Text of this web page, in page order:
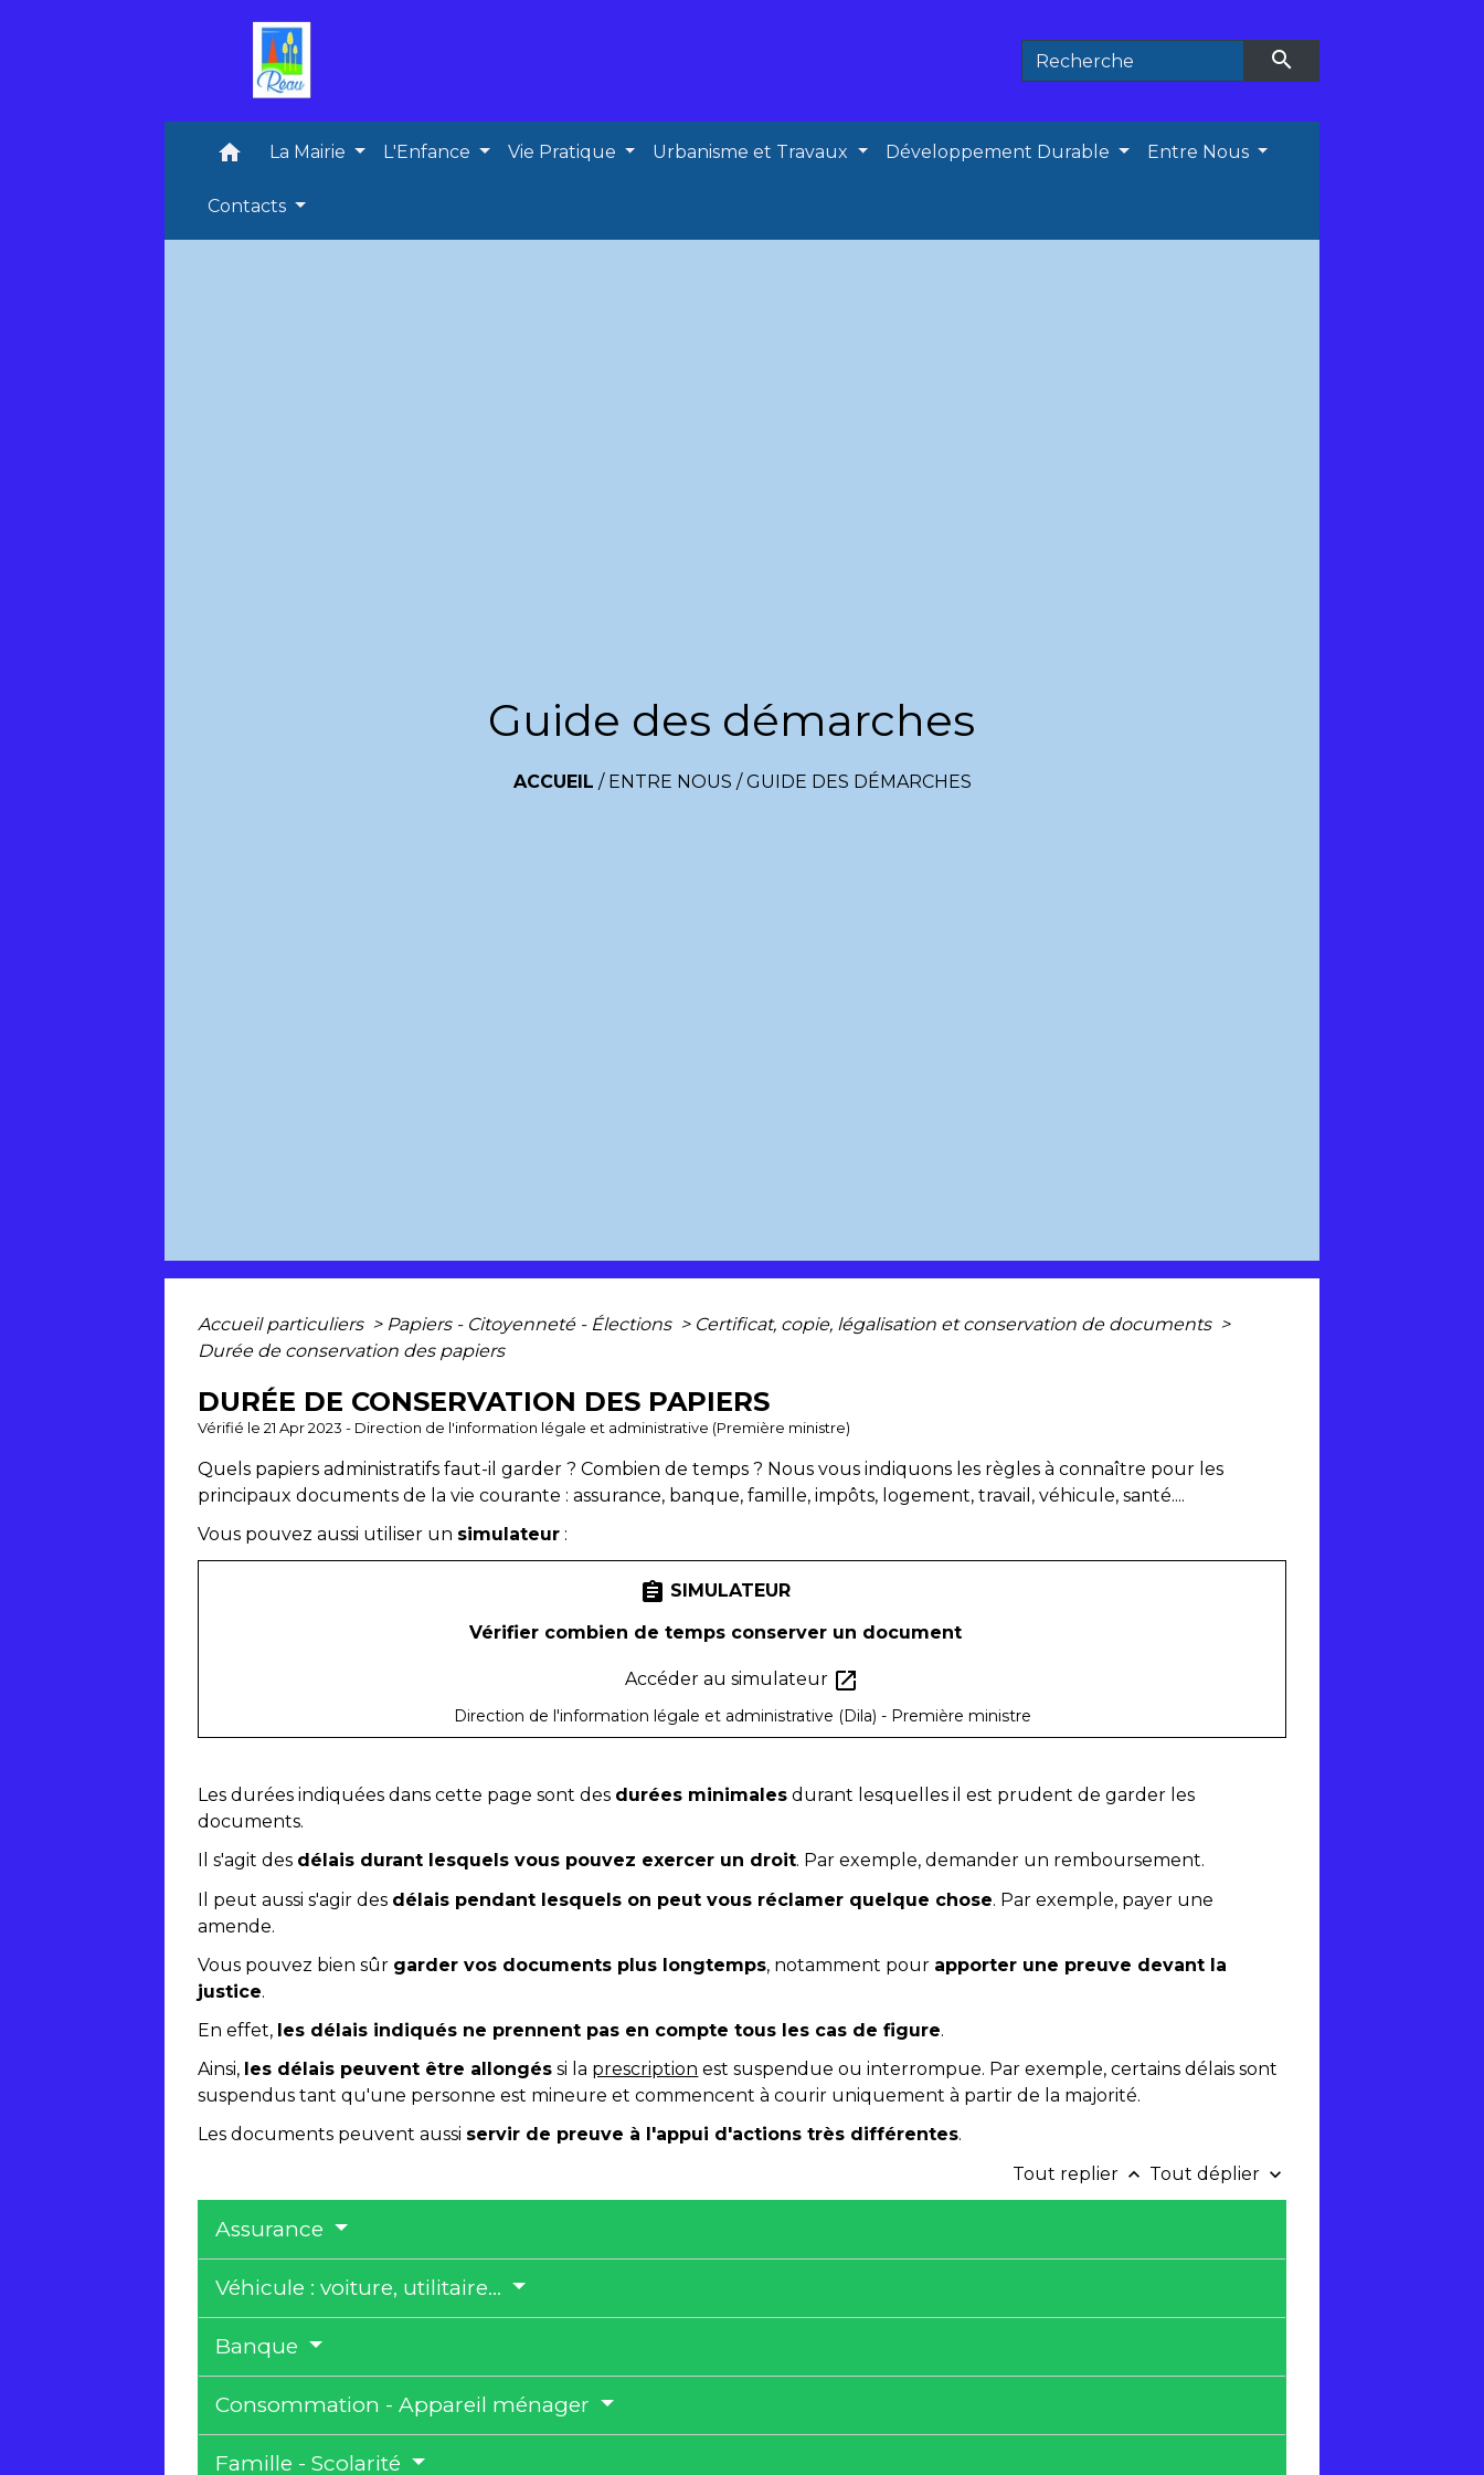
search
home La Mairie L'Enfance Vie Pratique Urbanisme et Travaux Développement Durable Entre Nous
Contacts
Guide des démarches
ACCUEIL / ENTRE NOUS /GUIDE DES DÉMARCHES
Accueil particuliers > Papiers - Citoyenneté - Élections > Certificat, copie, légalisation et conservation de documents >
Durée de conservation des papiers
DURÉE DE CONSERVATION DES PAPIERS
Vérifié le 21 Apr 2023 - Direction de l'information légale et administrative (Première ministre)
Quels papiers administratifs faut-il garder ? Combien de temps ? Nous vous indiquons les règles à connaître pour les
principaux documents de la vie courante : assurance, banque, famille, impôts, logement, travail, véhicule, santé....
Vous pouvez aussi utiliser un simulateur :
assignment SIMULATEUR
Vérifier combien de temps conserver un document
Accéder au simulateur open_in_new
Direction de l'information légale et administrative (Dila) - Première ministre
Les durées indiquées dans cette page sont des durées minimales durant lesquelles il est prudent de garder les
documents.
Il s'agit des délais durant lesquels vous pouvez exercer un droit. Par exemple, demander un remboursement.
Il peut aussi s'agir des délais pendant lesquels on peut vous réclamer quelque chose. Par exemple, payer une
amende.
Vous pouvez bien sûr garder vos documents plus longtemps, notamment pour apporter une preuve devant la
justice.
En effet, les délais indiqués ne prennent pas en compte tous les cas de figure.
Ainsi, les délais peuvent être allongés si la prescription est suspendue ou interrompue. Par exemple, certains délais sont
suspendus tant qu'une personne est mineure et commencent à courir uniquement à partir de la majorité.
Les documents peuvent aussi servir de preuve à l'appui d'actions très différentes.
Tout replier keyboard_arrow_up Tout déplier keyboard_arrow_down
Assurance
Véhicule : voiture, utilitaire...
Banque
Consommation - Appareil ménager
Famille - Scolarité